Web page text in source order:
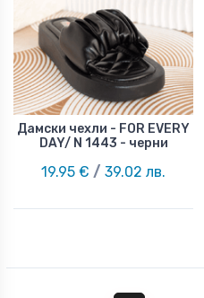
Дамски чехли - FOR EVERY
DAY/ N 1443 - черни
19.95 € / 39.02 лв.